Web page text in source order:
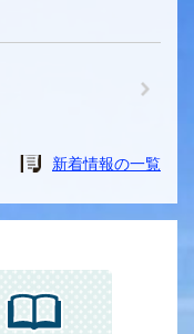
新着情報の一覧